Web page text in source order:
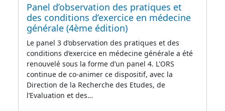
Panel d’observation des pratiques et
des conditions d’exercice en médecine
générale (4ème édition)
Le panel 3 d’observation des pratiques et des
conditions d’exercice en médecine générale a été
renouvelé sous la forme d’un panel 4. L'ORS
continue de co-animer ce dispositif, avec la
Direction de la Recherche des Etudes, de
l’Evaluation et des…